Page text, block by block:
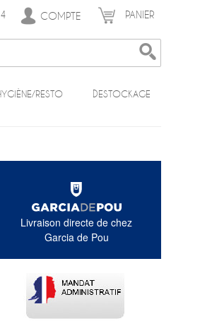
COMPTE PANIER
RESTO DESTOCKAGE
Livraison directe de chez
Garcia de Pou